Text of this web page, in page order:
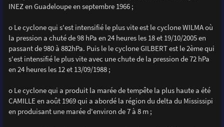
INEZ en Guadeloupe en septembre 1966 ;
o Le cyclone qui s'est intensifié le plus vite est le cyclone WILMA où
la pression a chuté de 98 hPa en 24 heures les 18 et 19/10/2005 en
passant de 980 à 882hPa. Puis le le cyclone GILBERT est le 2ème qui
s'est intensifié le plus vite avec une chute de la pression de 72 hPa
en 24 heures les 12 et 13/09/1988 ;
o Le cyclone qui a produit la marée de tempête la plus haute a été
CAMILLE en août 1969 qui a abordé la région du delta du Mississipi
en produisant une marée d'environ de 7 à 8 m ;